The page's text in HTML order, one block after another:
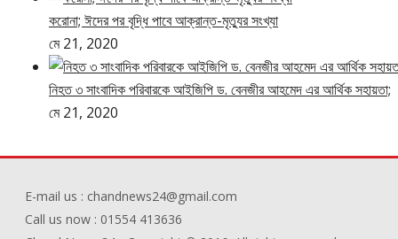
করোনা; ঈদের পর বৃদ্ধি পাবে আক্রান্ত-মৃত্যুর সংখ্যা
মে 21, 2020
নিহত ৩ সাংবাদিক পরিবারকে আইজিপি ড. বেনজীর আহমেদ এর আর্থিক সহায়তা;
মে 21, 2020
E-mail us : chandnews24@gmail.com
Call us now : 01554 413636